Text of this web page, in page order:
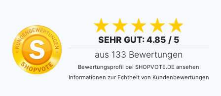
SEHR GUT: 4.85 / 5
aus 133 Bewertungen
Bewertungsprofil bei SHOPVOTE.DE ansehen
Informationen zur Echtheit von Kundenbewertungen